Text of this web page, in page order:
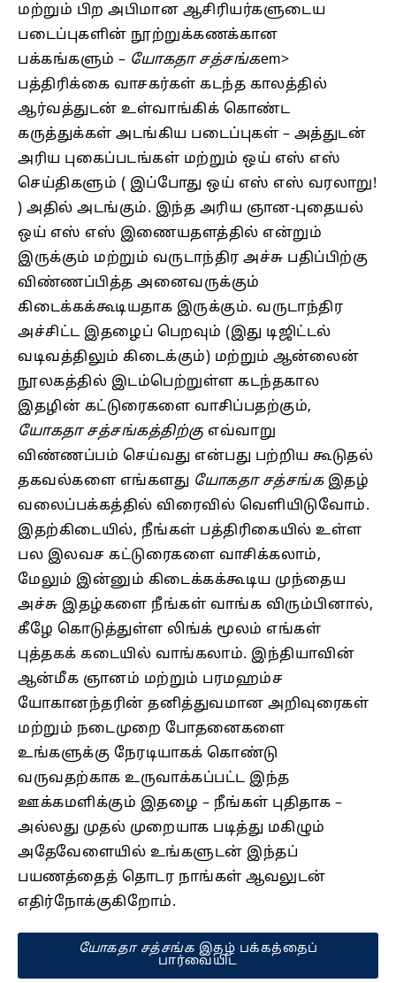
மற்றும் பிற அபிமான ஆசிரியர்களுடைய
படைப்புகளின் நூற்றுக்கணக்கான
பக்கங்களும் – யோகதா சத்சங்கem>
பத்திரிக்கை வாசகர்கள் கடந்த காலத்தில்
ஆர்வத்துடன் உள்வாங்கிக் கொண்ட
கருத்துக்கள் அடங்கிய படைப்புகள் – அத்துடன்
அரிய புகைப்படங்கள் மற்றும் ஒய் எஸ் எஸ்
செய்திகளும் ( இப்போது ஒய் எஸ் எஸ் வரலாறு!
) அதில் அடங்கும். இந்த அரிய ஞான-புதையல்
ஒய் எஸ் எஸ் இணையதளத்தில் என்றும்
இருக்கும் மற்றும் வருடாந்திர அச்சு பதிப்பிற்கு
விண்ணப்பித்த அனைவருக்கும்
கிடைக்கக்கூடியதாக இருக்கும். வருடாந்திர
அச்சிட்ட இதழைப் பெறவும் (இது டிஜிட்டல்
வடிவத்திலும் கிடைக்கும்) மற்றும் ஆன்லைன்
நூலகத்தில் இடம்பெற்றுள்ள கடந்தகால
இதழின் கட்டுரைகளை வாசிப்பதற்கும்,
யோகதா சத்சங்கத்திற்கு எவ்வாறு
விண்ணப்பம் செய்வது என்பது பற்றிய கூடுதல்
தகவல்களை எங்களது யோகதா சத்சங்க இதழ்
வலைப்பக்கத்தில் விரைவில் வெளியிடுவோம்.
இதற்கிடையில், நீங்கள் பத்திரிகையில் உள்ள
பல இலவச கட்டுரைகளை வாசிக்கலாம்,
மேலும் இன்னும் கிடைக்கக்கூடிய முந்தைய
அச்சு இதழ்களை நீங்கள் வாங்க விரும்பினால்,
கீழே கொடுத்துள்ள லிங்க் மூலம் எங்கள்
புத்தகக் கடையில் வாங்கலாம். இந்தியாவின்
ஆன்மீக ஞானம் மற்றும் பரமஹம்ச
யோகானந்தரின் தனித்துவமான அறிவுரைகள்
மற்றும் நடைமுறை போதனைகளை
உங்களுக்கு நேரடியாகக் கொண்டு
வருவதற்காக உருவாக்கப்பட்ட இந்த
ஊக்கமளிக்கும் இதழை – நீங்கள் புதிதாக –
அல்லது முதல் முறையாக படித்து மகிழும்
அதேவேளையில் உங்களுடன் இந்தப்
பயணத்தைத் தொடர நாங்கள் ஆவலுடன்
எதிர்நோக்குகிறோம்.
யோகதா சத்சங்க இதழ் பக்கத்தைப்
பார்வையிட